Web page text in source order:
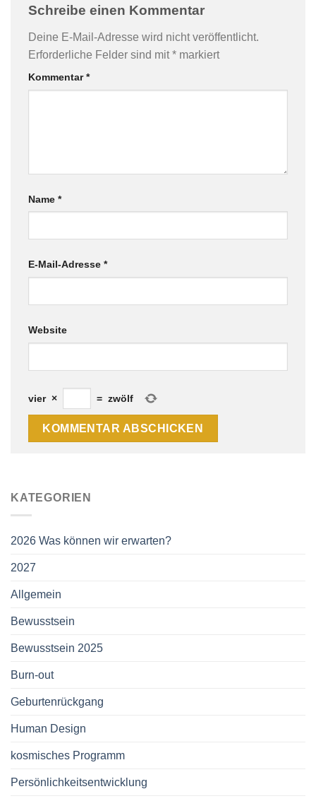
KATEGORIEN
2026 Was können wir erwarten?
2027
Allgemein
Bewusstsein
Bewusstsein 2025
Burn-out
Geburtenrückgang
Human Design
kosmisches Programm
Persönlichkeitsentwicklung
Schreibe einen Kommentar
Deine E-Mail-Adresse wird nicht veröffentlicht.
Erforderliche Felder sind mit* markiert
Kommentar*
Name *
E-Mail-Adresse *
Website
vier × = zwölf